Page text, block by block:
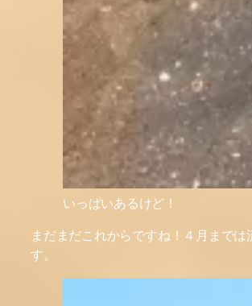
いっぱいあるけど！
まだまだこれからですね！４月までは
す。